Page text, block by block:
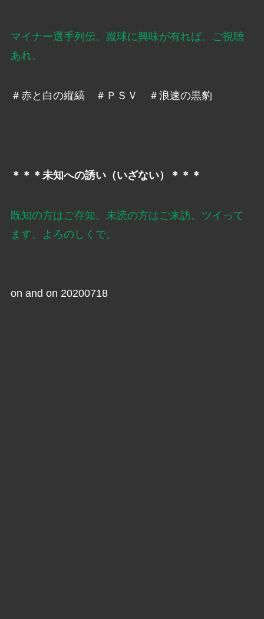
マイナー選手列伝。蹴球に興味が有れば。ご視聴
あれ。
＃赤と白の縦縞 ＃ＰＳＶ ＃浪速の黒豹
＊＊＊未知への誘い（いざない）＊＊＊
既知の方はご存知。未読の方はご来訪。ツイって
ます。よろのしくで。
on and on 20200718